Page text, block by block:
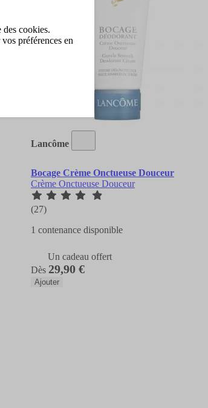
Lancôme
Bocage Crème Onctueuse Douceur
Crème Onctueuse Douceur
(27)
1 contenance disponible
Un cadeau offert
Dès 29,90 €
Ajouter
cookies.
préférences en